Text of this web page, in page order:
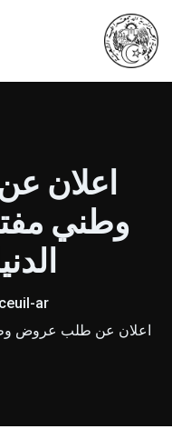
اعلان
وطني
ar
اعلان عن طلب عروض